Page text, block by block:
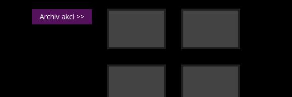
Archiv akcí >>